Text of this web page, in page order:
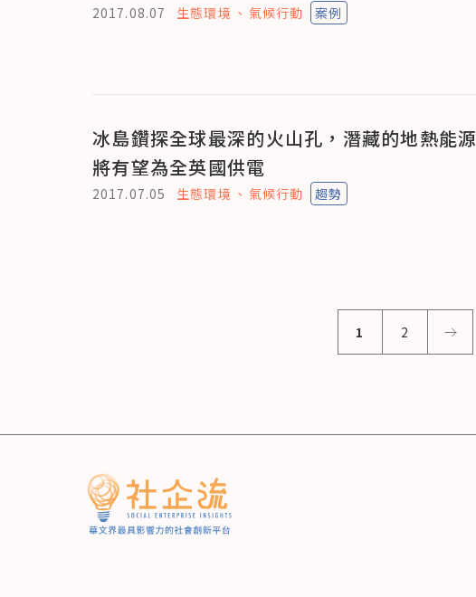
2017.08.07 生態環境 氣候行動 案例
冰島鑽探全球最深的火山孔，潛藏的地熱能源
將有望為全英國供電
2017.07.05 生態環境 氣候行動 趨勢
1 2